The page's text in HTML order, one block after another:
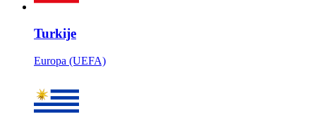
Turkije
Europa (UEFA)